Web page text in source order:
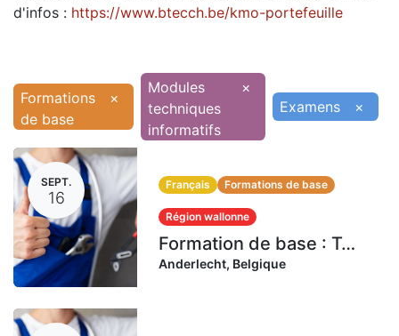
d'infos : https://www.btecch.be/kmo-portefeuille
Formations
de base
×
Modules
techniques
informatifs
×
Examens
×
SEPT.
16
Français Formations de base
Région wallonne
Formation de base : Technicien en combustibles gazeux | 16-17-21-22-23-24-28-29-30 septembre 2026 (72 heures)
Anderlecht, Belgique